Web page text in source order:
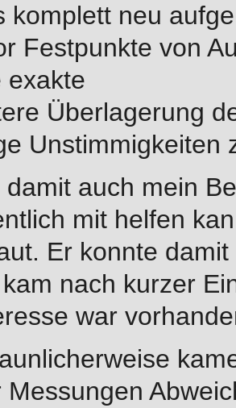
komplett neu
Festpunkte von
exakte
Überlagerung
damit auch mein
mit helfen
Er konnte
nach kurzer
war
Messungen